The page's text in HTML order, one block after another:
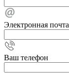
Электронная почта
Ваш телефон